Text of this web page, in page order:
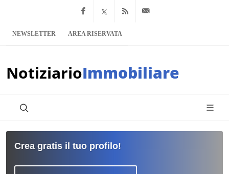
Facebook
x.com Feed RSS
NEWSLETTER AREA RISERVATA
NotiziarioImmobiliare
Crea gratis il tuo profilo!